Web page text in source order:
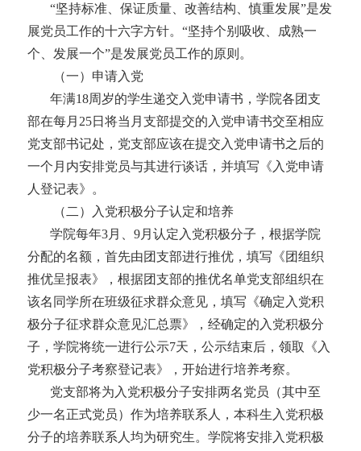
“坚持标准、保证质量、改善结构、慎重发展”是发
展党员工作的十六字方针。“坚持个别吸收、成熟一
个、发展一个”是发展党员工作的原则。
（一）申请入党
年满18周岁的学生递交入党申请书，学院各团支
部在每月25日将当月支部提交的入党申请书交至相应
党支部书记处 ， 党支部应该在提交入党申请书之后的
一个月内安排党员与其进行谈话，并填写《入党申请
人登记表》。
（二）入党积极分子认定和培养
学院每年3月、9月认定入党积极分子，根据学院
分配的名额，首先由团支部进行推优，填写《团组织
推优呈报表》，根据团支部的推优名单党支部组织在
该名同学所在班级征求群众意见，填写《确定入党积
极分子征求群众意见汇总票》，经确定的入党积极分
子，学院将统一进行公示7天，公示结束后，领取《入
党积极分子考察登记表》，开始进行培养考察。
党支部将为入党积极分子安排两名党员（其中至
少一名正式党员）作为培养联系人，本科生入党积极
分子的培养联系人均为研究生。学院将安排入党积极